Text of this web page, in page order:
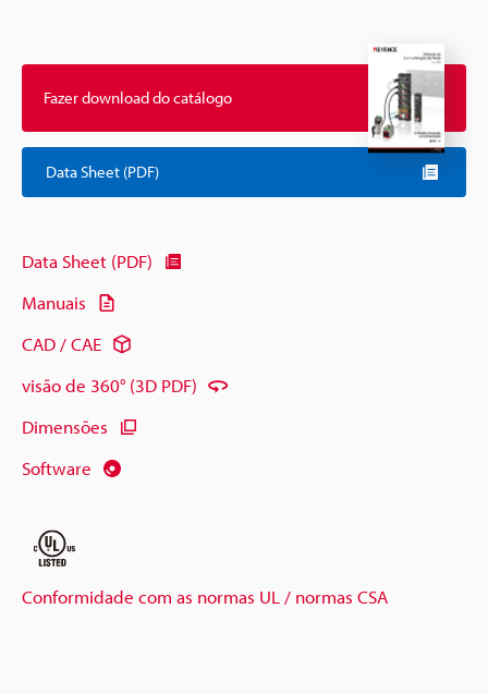
Fazer download do catálogo
Data Sheet (PDF)
Data Sheet (PDF)
Manuais
CAD / CAE
visão de 360° (3D PDF)
Dimensões
Software
Conformidade com as normas UL / normas CSA